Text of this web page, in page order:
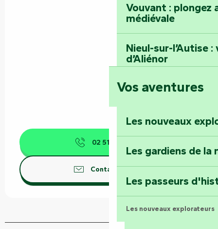
Vouvant : plongez
médiévale
Nieul-sur-l’Autise
d’Aliénor
Foussais-Payré :
Faymoreau :
épopée minière
Terre d’étoiles :
Vos aventures
Les nouveaux
Les gardiens de la
Les passeurs
Les nouveaux explorateurs
02 51 69 44
Contactez-nous